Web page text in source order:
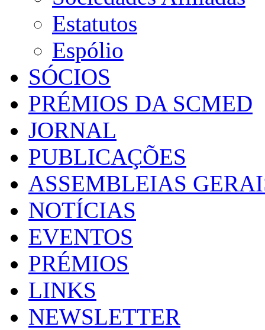
Estatutos
Espólio
SÓCIOS
PRÉMIOS DA SCMED
JORNAL
PUBLICAÇÕES
ASSEMBLEIAS
NOTÍCIAS
EVENTOS
PRÉMIOS
LINKS
NEWSLETTER